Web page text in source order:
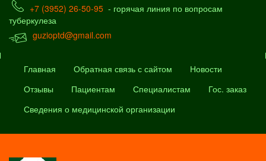
+7 (3952) 26-50-95 - горячая линия по вопросам
туберкулеза
guzioptd@gmail.com
Главная Обратная связь с сайтом
Новости
Отзывы
Пациентам Специалистам
Гос. заказ
Сведения о медицинской организации